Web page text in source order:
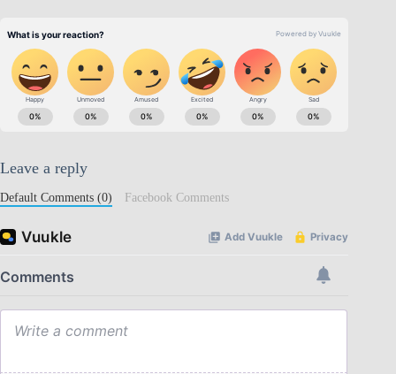
Leave a reply
Default Comments (0) Facebook Comments